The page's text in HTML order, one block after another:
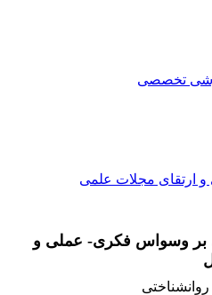
تخصصی
و ارتقای مجلات علمی
بر وسواس فکری- عملی و